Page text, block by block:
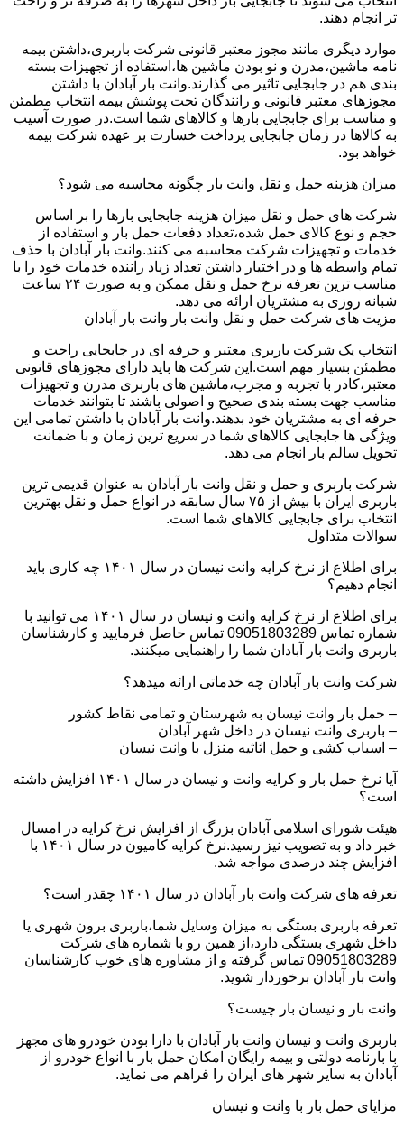
تر انجام دهند.
موارد دیگری مانند مجوز معتبر قانونی شرکت باربری،داشتن بیمه
نامه ماشین،مدرن و نو بودن ماشین ها،استفاده از تجهیزات بسته
بندی هم در جابجایی تاثیر می گذارند.وانت بار آبادان با داشتن
مجوزهای معتبر قانونی و رانندگان تحت پوشش بیمه انتخاب مطمئن
و مناسب برای جابجایی بارها و کالاهای شما است.در صورت آسیب
به کالاها در زمان جابجایی پرداخت خسارت بر عهده شرکت بیمه
خواهد بود.
میزان هزینه حمل و نقل وانت بار چگونه محاسبه می شود؟
شرکت های حمل و نقل میزان هزینه جابجایی بارها را بر اساس
حجم و نوع کالای حمل شده،تعداد دفعات حمل بار و استفاده از
خدمات و تجهیزات شرکت محاسبه می کنند.وانت بار آبادان با حذف
تمام واسطه ها و در اختیار داشتن تعداد زیاد راننده خدمات خود را با
مناسب ترین تعرفه نرخ حمل و نقل ممکن و به صورت ۲۴ ساعت
شبانه روزی به مشتریان ارائه می دهد.
مزیت های شرکت حمل و نقل وانت بار وانت بار آبادان
انتخاب یک شرکت باربری معتبر و حرفه ای در جابجایی راحت و
مطمئن بسیار مهم است.این شرکت ها باید دارای مجوزهای قانونی
معتبر،کادر با تجربه و مجرب،ماشین های باربری مدرن و تجهیزات
مناسب جهت بسته بندی صحیح و اصولی باشند تا بتوانند خدمات
حرفه ای به مشتریان خود بدهند.وانت بار آبادان با داشتن تمامی این
ویژگی ها جابجایی کالاهای شما در سریع ترین زمان و با ضمانت
تحویل سالم بار انجام می دهد.
شرکت باربری و حمل و نقل وانت بار آبادان به عنوان قدیمی ترین
باربری ایران با بیش از ۷۵ سال سابقه در انواع حمل و نقل بهترین
انتخاب برای جابجایی کالاهای شما است.
سوالات متداول
برای اطلاع از نرخ کرایه وانت نیسان در سال ۱۴۰۱ چه کاری باید
انجام دهیم؟
برای اطلاع از نرخ کرایه وانت و نیسان در سال ۱۴۰۱ می توانید با
شماره تماس 09051803289 تماس حاصل فرمایید و کارشناسان
باربری وانت بار آبادان شما را راهنمایی میکنند.
شرکت وانت بار آبادان چه خدماتی ارائه میدهد؟
– حمل بار وانت نیسان به شهرستان و تمامی نقاط کشور
– باربری وانت نیسان در داخل شهر آبادان
– اسباب کشی و حمل اثاثیه منزل با وانت نیسان
آیا نرخ حمل بار و کرایه وانت و نیسان در سال ۱۴۰۱ افزایش داشته
است؟
هیئت شورای اسلامی آبادان بزرگ از افزایش نرخ کرایه در امسال
خبر داد و به تصویب نیز رسید.نرخ کرایه کامیون در سال ۱۴۰۱ با
افزایش چند درصدی مواجه شد.
تعرفه های شرکت وانت بار آبادان در سال ۱۴۰۱ چقدر است؟
تعرفه باربری بستگی به میزان وسایل شما،باربری برون شهری یا
داخل شهری بستگی دارد،از همین رو با شماره های شرکت
09051803289 تماس گرفته و از مشاوره های خوب کارشناسان
وانت بار آبادان برخوردار شوید.
وانت بار و نیسان بار چیست؟
باربری وانت و نیسان وانت بار آبادان با دارا بودن خودرو های مجهز
با بارنامه دولتی و بیمه رایگان امکان حمل بار با انواع خودرو از
آبادان به سایر شهر های ایران را فراهم می نماید.
مزایای حمل بار با وانت و نیسان